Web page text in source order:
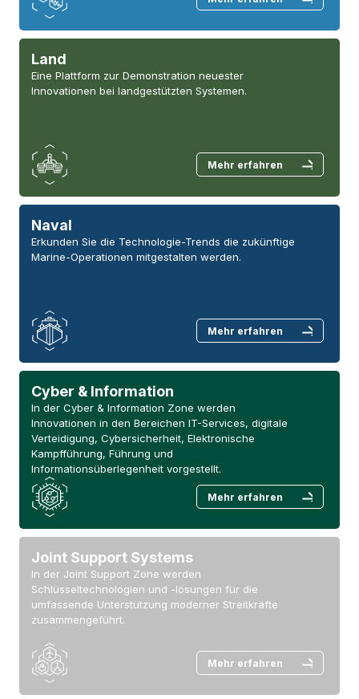
Land
Eine Plattform zur Demonstration neuester
Innovationen bei landgestützten Systemen.
Mehr erfahren
Naval
Erkunden Sie die Technologie-Trends die zukünftige
Marine-Operationen mitgestalten werden.
Mehr erfahren
Cyber & Information
In der Cyber & Information Zone werden
Innovationen in den Bereichen IT-Services, digitale
Verteidigung, Cybersicherheit, Elektronische
Kampfführung, Führung und
Informationsüberlegenheit vorgestellt.
Mehr erfahren
Joint Support Systems
In der Joint Support Zone werden
Schlüsseltechnologien und -lösungen für die
umfassende Unterstützung moderner Streitkräfte
zusammengeführt.
Mehr erfahren